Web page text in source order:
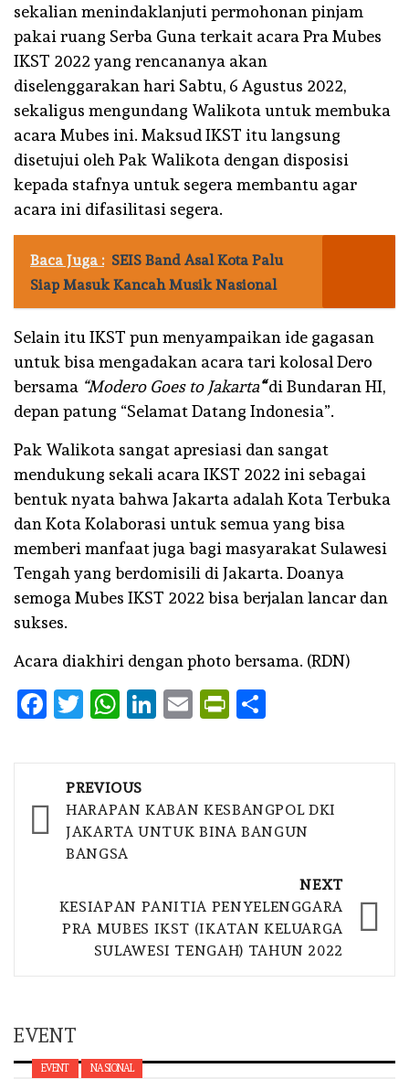
sekalian menindaklanjuti permohonan pinjam
pakai ruang Serba Guna terkait acara Pra Mubes
IKST 2022 yang rencananya akan
diselenggarakan hari Sabtu, 6 Agustus 2022,
sekaligus mengundang Walikota untuk membuka
acara Mubes ini. Maksud IKST itu langsung
disetujui oleh Pak Walikota dengan disposisi
kepada stafnya untuk segera membantu agar
acara ini difasilitasi segera.
Baca Juga : SEIS Band Asal Kota Palu
Siap Masuk Kancah Musik Nasional
Selain itu IKST pun menyampaikan ide gagasan
untuk bisa mengadakan acara tari kolosal Dero
bersama “Modero Goes to Jakarta“di Bundaran HI,
depan patung “Selamat Datang Indonesia”.
Pak Walikota sangat apresiasi dan sangat
mendukung sekali acara IKST 2022 ini sebagai
bentuk nyata bahwa Jakarta adalah Kota Terbuka
dan Kota Kolaborasi untuk semua yang bisa
memberi manfaat juga bagi masyarakat Sulawesi
Tengah yang berdomisili di Jakarta. Doanya
semoga Mubes IKST 2022 bisa berjalan lancar dan
sukses.
Acara diakhiri dengan photo bersama. (RDN)
Facebook
Twitter
WhatsApp
LinkedIn
EmailPrintFriendly
Post
navigation
PREVIOUS
HARAPAN KABAN KESBANGPOL DKI
JAKARTA UNTUK BINA BANGUN
BANGSA
NEXT
KESIAPAN PANITIA PENYELENGGARA
PRA MUBES IKST (IKATAN KELUARGA
SULAWESI TENGAH) TAHUN 2022
EVENT
EVENT NASIONAL